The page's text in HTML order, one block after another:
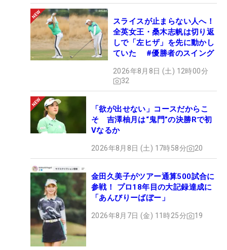
スライスが止まらない人へ！
全英女王・桑木志帆は切り返
しで「左ヒザ」を先に動かし
ていた #優勝者のスイング
2026年8月8日 (土) 12時00分
32
「欲が出せない」コースだからこ
そ 吉澤柚月は“鬼門”の決勝Rで初
Vなるか
2026年8月8日 (土) 17時58分 20
金田久美子がツアー通算500試合に
参戦！ プロ18年目の大記録達成に
「あんびりーばぼー」
2026年8月7日 (金) 11時25分 19